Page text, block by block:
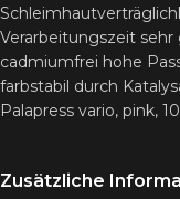
Verarbeitungszeit
cadmiumfrei hohe
farbstabil durch
Palapress vario, pink,
Zusätzliche